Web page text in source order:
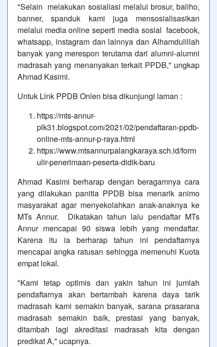
"Selain melakukan sosialiasi melalui brosur, baliho,
banner, spanduk kami juga mensosialisasikan
melalui media online seperti media sosial facebook,
whatsapp, instagram dan lainnya dan Alhamdulillah
banyak yang merespon terutama dari alumni-alumni
madrasah yang menanyakan terkait PPDB," ungkap
Ahmad Kasimi.
Untuk Link PPDB Onlen bisa dikunjungi laman :
https://mts-annur-
plk31.blogspot.com/2021/02/pendaftaran-ppdb-
online-mts-annur-p-raya.html
https://www.mtsannurpalangkaraya.sch.id/form
ulir-penerimaan-peserta-didik-baru
Ahmad Kasimi berharap dengan beragamnya cara
yang dilakukan panitia PPDB bisa menarik animo
masyarakat agar menyekolahkan anak-anaknya ke
MTs Annur. Dikatakan tahun lalu pendaftar MTs
Annur mencapai 90 siswa lebih yang mendaftar.
Karena itu ia berharap tahun ini pendaftarnya
mencapai angka ratusan sehingga memenuhi Kuota
empat lokal.
"Kami tetap optimis dan yakin tahun ini jumlah
pendaftarnya akan bertambah karena daya tarik
madrasah kami semakin banyak, sarana prasarana
madrasah semakin baik, prestasi yang banyak,
ditambah lagi akreditasi madrasah kita dengan
predikat A," ucapnya.